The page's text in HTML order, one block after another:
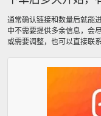
通常确认链接和数量后就能
中不需要提供多余信息，会
或需要调整，也可以直接联